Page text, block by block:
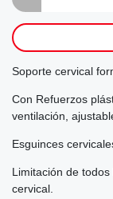
Soporte cervical
Con Refuerzos
ventilación,
Esguinces
Limitación de
cervical.